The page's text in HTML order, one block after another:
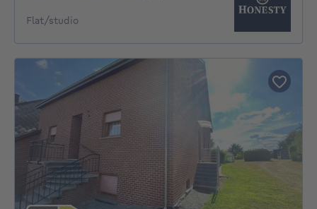
Flat/studio